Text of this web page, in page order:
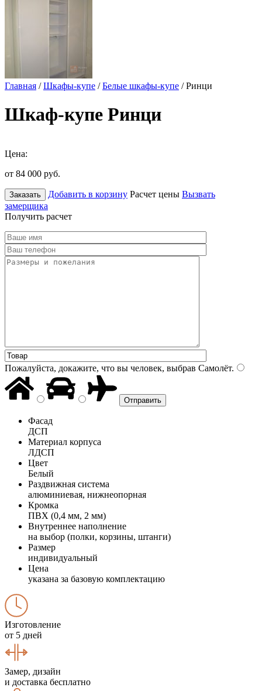
Главная /Шкафы-купе /Белые шкафы-купе / Ринци
Шкаф-купе Ринци
Цена:
от 84 000 руб.
Заказать Добавить в корзину Расчет цены Вызвать
замерщика
Получить расчет
Пожалуйста, докажите, что вы человек, выбрав Самолёт.
Фасад
ДСП
Материал корпуса
ЛДСП
Цвет
Белый
Раздвижная система
алюминиевая, нижнеопорная
Кромка
ПВХ (0,4 мм, 2 мм)
Внутреннее наполнение
на выбор (полки, корзины, штанги)
Размер
индивидуальный
Цена
указана за базовую комплектацию
Изготовление
от 5 дней
Замер, дизайн
и доставка бесплатно